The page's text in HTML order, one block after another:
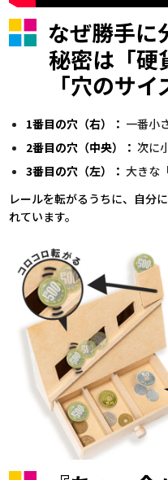
なぜ勝手に
秘密は「硬
「穴のサ
1番目の穴（右）： 一番小
2番目の穴（中央）： 次に
3番目の穴（左）： 大きな
レールを転がるうちに、自分
れています。